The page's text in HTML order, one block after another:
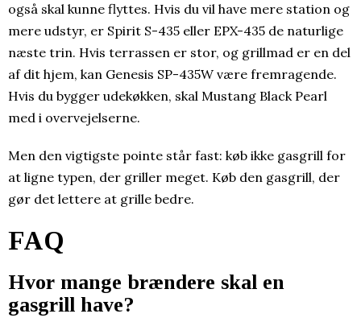
også skal kunne flyttes. Hvis du vil have mere station og
mere udstyr, er Spirit S-435 eller EPX-435 de naturlige
næste trin. Hvis terrassen er stor, og grillmad er en del
af dit hjem, kan Genesis SP-435W være fremragende.
Hvis du bygger udekøkken, skal Mustang Black Pearl
med i overvejelserne.
Men den vigtigste pointe står fast: køb ikke gasgrill for
at ligne typen, der griller meget. Køb den gasgrill, der
gør det lettere at grille bedre.
FAQ
Hvor mange brændere skal en
gasgrill have?